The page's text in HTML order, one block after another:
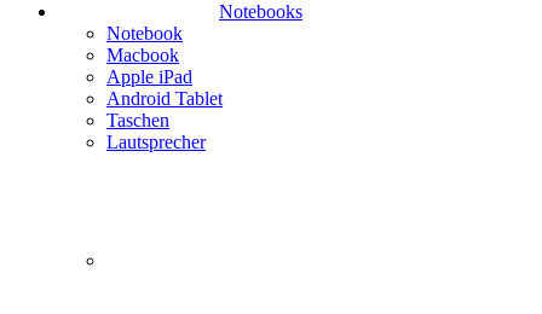
Notebooks
Notebook
Macbook
Apple iPad
Android Tablet
Taschen
Lautsprecher